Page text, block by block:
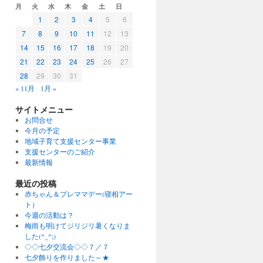
月 火 水 木 金 土 日
1 2 3 4 5
6
7
8 9 10 11 12
13
14
15 16 17 18 19
20
21
22 23 24 25 26
27
28
29 30 31
« 11月 1月 »
サイトメニュー
お問合せ
今月の予定
地域子育て支援センター事業
支援センターのご紹介
最新情報
最近の投稿
赤ちゃん＆プレママデー(寝相アー
ト）
今週の活動は？
梅雨も明けてジリジリ暑くなりま
した(^_^;)
◇◇七夕交流会◇◇７／７
七夕飾りを作りました～★